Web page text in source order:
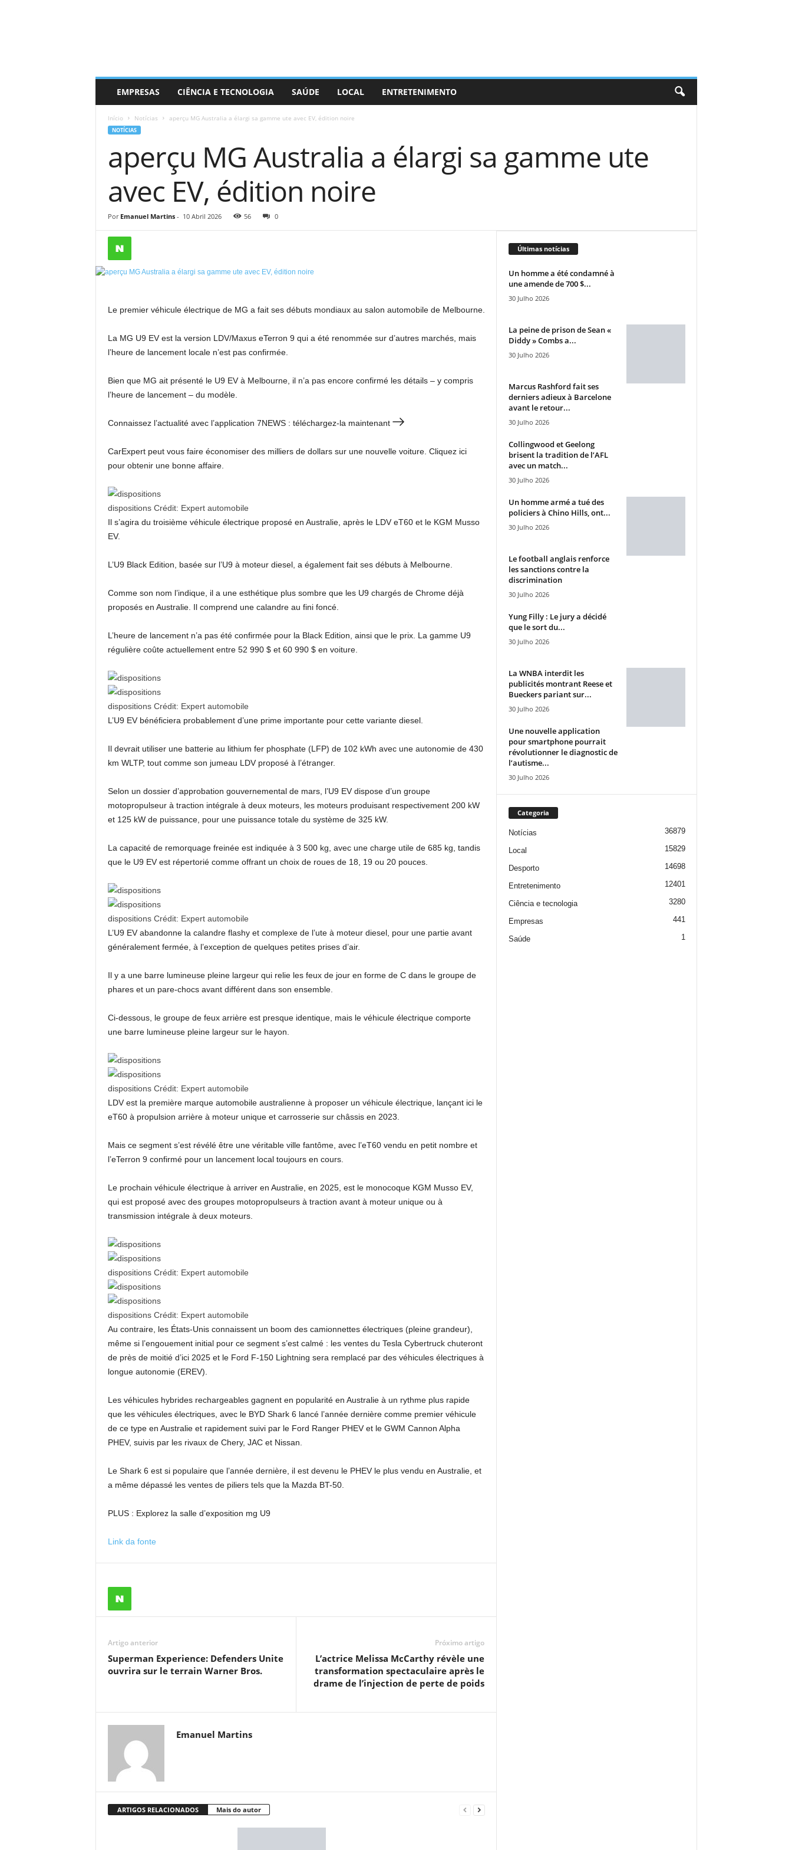
EMPRESAS CIÊNCIA E TECNOLOGIA SAÚDE LOCAL ENTRETENIMENTO
Início Notícias aperçu MG Australia a élargi sa gamme ute avec EV, édition noire
NOTÍCIAS
aperçu MG Australia a élargi sa gamme ute
avec EV, édition noire
Por Emanuel Martins- 10 Abril 2026 56 0
Le premier véhicule électrique de MG a fait ses débuts mondiaux au salon automobile de Melbourne.
La MG U9 EV est la version LDV/Maxus eTerron 9 qui a été renommée sur d’autres marchés, mais
l’heure de lancement locale n’est pas confirmée.
Bien que MG ait présenté le U9 EV à Melbourne, il n’a pas encore confirmé les détails – y compris
l’heure de lancement – du modèle.
Connaissez l’actualité avec l’application 7NEWS : téléchargez-la maintenant
CarExpert peut vous faire économiser des milliers de dollars sur une nouvelle voiture. Cliquez ici
pour obtenir une bonne affaire.
dispositionsCrédit: Expert automobile
Il s’agira du troisième véhicule électrique proposé en Australie, après le LDV eT60 et le KGM Musso
EV.
L’U9 Black Edition, basée sur l’U9 à moteur diesel, a également fait ses débuts à Melbourne.
Comme son nom l’indique, il a une esthétique plus sombre que les U9 chargés de Chrome déjà
proposés en Australie. Il comprend une calandre au fini foncé.
L’heure de lancement n’a pas été confirmée pour la Black Edition, ainsi que le prix. La gamme U9
régulière coûte actuellement entre 52 990 $ et 60 990 $ en voiture.
dispositionsCrédit: Expert automobile
L’U9 EV bénéficiera probablement d’une prime importante pour cette variante diesel.
Il devrait utiliser une batterie au lithium fer phosphate (LFP) de 102 kWh avec une autonomie de 430
km WLTP, tout comme son jumeau LDV proposé à l’étranger.
Selon un dossier d’approbation gouvernemental de mars, l’U9 EV dispose d’un groupe
motopropulseur à traction intégrale à deux moteurs, les moteurs produisant respectivement 200 kW
et 125 kW de puissance, pour une puissance totale du système de 325 kW.
La capacité de remorquage freinée est indiquée à 3 500 kg, avec une charge utile de 685 kg, tandis
que le U9 EV est répertorié comme offrant un choix de roues de 18, 19 ou 20 pouces.
dispositionsCrédit: Expert automobile
L’U9 EV abandonne la calandre flashy et complexe de l’ute à moteur diesel, pour une partie avant
généralement fermée, à l’exception de quelques petites prises d’air.
Il y a une barre lumineuse pleine largeur qui relie les feux de jour en forme de C dans le groupe de
phares et un pare-chocs avant différent dans son ensemble.
Ci-dessous, le groupe de feux arrière est presque identique, mais le véhicule électrique comporte
une barre lumineuse pleine largeur sur le hayon.
dispositionsCrédit: Expert automobile
LDV est la première marque automobile australienne à proposer un véhicule électrique, lançant ici le
eT60 à propulsion arrière à moteur unique et carrosserie sur châssis en 2023.
Mais ce segment s’est révélé être une véritable ville fantôme, avec l’eT60 vendu en petit nombre et
l’eTerron 9 confirmé pour un lancement local toujours en cours.
Le prochain véhicule électrique à arriver en Australie, en 2025, est le monocoque KGM Musso EV,
qui est proposé avec des groupes motopropulseurs à traction avant à moteur unique ou à
transmission intégrale à deux moteurs.
dispositionsCrédit: Expert automobile
dispositionsCrédit: Expert automobile
Au contraire, les États-Unis connaissent un boom des camionnettes électriques (pleine grandeur),
même si l’engouement initial pour ce segment s’est calmé : les ventes du Tesla Cybertruck chuteront
de près de moitié d’ici 2025 et le Ford F-150 Lightning sera remplacé par des véhicules électriques à
longue autonomie (EREV).
Les véhicules hybrides rechargeables gagnent en popularité en Australie à un rythme plus rapide
que les véhicules électriques, avec le BYD Shark 6 lancé l’année dernière comme premier véhicule
de ce type en Australie et rapidement suivi par le Ford Ranger PHEV et le GWM Cannon Alpha
PHEV, suivis par les rivaux de Chery, JAC et Nissan.
Le Shark 6 est si populaire que l’année dernière, il est devenu le PHEV le plus vendu en Australie, et
a même dépassé les ventes de piliers tels que la Mazda BT-50.
PLUS : Explorez la salle d’exposition mg U9
Link da fonte
Artigo anterior
Superman Experience: Defenders Unite
ouvrira sur le terrain Warner Bros.
Próximo artigo
L’actrice Melissa McCarthy révèle une
transformation spectaculaire après le
drame de l’injection de perte de poids
Emanuel Martins
ARTIGOS RELACIONADOS Mais do autor
Últimas notícias
Un homme a été condamné à
une amende de 700 $...
30 Julho 2026
La peine de prison de Sean «
Diddy » Combs a...
30 Julho 2026
Marcus Rashford fait ses
derniers adieux à Barcelone
avant le retour...
30 Julho 2026
Collingwood et Geelong
brisent la tradition de l’AFL
avec un match...
30 Julho 2026
Un homme armé a tué des
policiers à Chino Hills, ont...
30 Julho 2026
Le football anglais renforce
les sanctions contre la
discrimination
30 Julho 2026
Yung Filly : Le jury a décidé
que le sort du...
30 Julho 2026
La WNBA interdit les
publicités montrant Reese et
Bueckers pariant sur...
30 Julho 2026
Une nouvelle application
pour smartphone pourrait
révolutionner le diagnostic de
l’autisme...
30 Julho 2026
Categoria
Notícias 36879
Local 15829
Desporto 14698
Entretenimento 12401
Ciência e tecnologia 3280
Empresas 441
Saúde 1